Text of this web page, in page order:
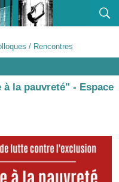
/ Rencontres
la pauvreté" - Espace